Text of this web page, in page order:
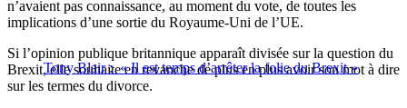
n’avaient pas connaissance, au moment du vote, de toutes les
implications d’une sortie du Royaume-Uni de l’UE.
Tony Blair : « Il est temps d’arrêter la folie du Brexit »
Si l’opinion publique britannique apparaît divisée sur la question du
Brexit, elle souhaite en revanche de plus en plus avoir son mot à dire
sur les termes du divorce.